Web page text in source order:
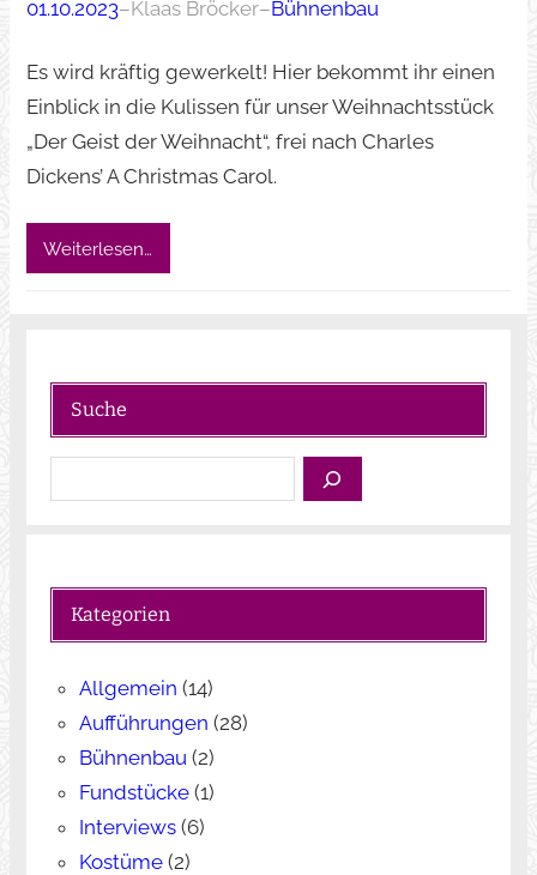
01.10.2023–Klaas Bröcker–Bühnenbau
Es wird kräftig gewerkelt! Hier bekommt ihr einen
Einblick in die Kulissen für unser Weihnachtsstück
„Der Geist der Weihnacht“, frei nach Charles
Dickens’ A Christmas Carol.
Weiterlesen…
Suche
u
n
Kategorien
Allgemein (14)
Aufführungen (28)
Bühnenbau(2)
Fundstücke(1)
Interviews(6)
Kostüme(2)